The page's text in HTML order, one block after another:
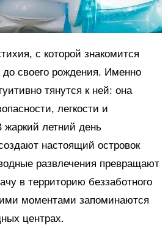
с которой знакомится
своего рождения. Именно
тянутся к ней: она
легкости и
летний день
настоящий островок
развлечения превращают
в территорию беззаботного
моментами запоминаются
центрах.